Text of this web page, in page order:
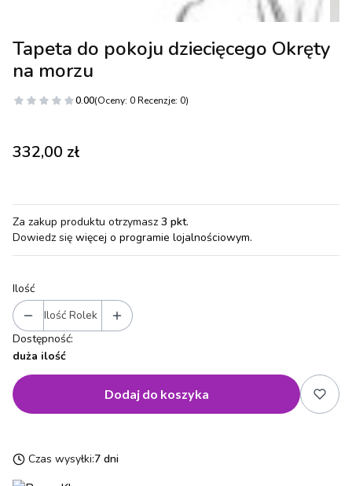
Tapeta do pokoju dziecięcego Okręty
na morzu
0.00(Oceny: 0 Recenzje: 0)
Cena
332,00 zł
Za zakup produktu otrzymasz 3 pkt.
Dowiedz się więcej o programie lojalnościowym.
Ilość
Ilość Rolek
Dostępność:
duża ilość
Dodaj do koszyka
Czas wysyłki:7 dni